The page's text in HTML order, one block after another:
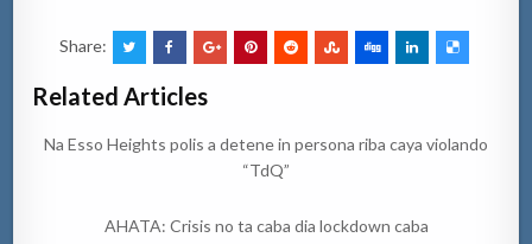
Share:
Related Articles
Na Esso Heights polis a detene in persona riba caya violando
“TdQ”
AHATA: Crisis no ta caba dia lockdown caba